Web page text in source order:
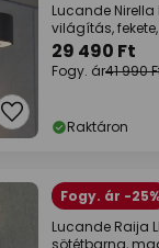
Lucande Nirella
világítás, fekete,
29 490 Ft
Fogy. ár41 990
Raktáron
Fogy. ár -25%
Lucande Raija